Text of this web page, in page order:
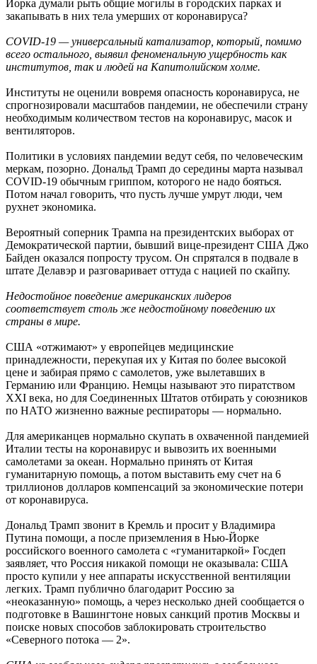
Йорка думали рыть общие могилы в городских парках и
закапывать в них тела умерших от коронавируса?
COVID-19 — универсальный катализатор, который, помимо
всего остального, выявил феноменальную ущербность как
институтов, так и людей на Капитолийском холме.
Институты не оценили вовремя опасность коронавируса, не
спрогнозировали масштабов пандемии, не обеспечили страну
необходимым количеством тестов на коронавирус, масок и
вентиляторов.
Политики в условиях пандемии ведут себя, по человеческим
меркам, позорно. Дональд Трамп до середины марта называл
COVID-19 обычным гриппом, которого не надо бояться.
Потом начал говорить, что пусть лучше умрут люди, чем
рухнет экономика.
Вероятный соперник Трампа на президентских выборах от
Демократической партии, бывший вице-президент США Джо
Байден оказался попросту трусом. Он спрятался в подвале в
штате Делавэр и разговаривает оттуда с нацией по скайпу.
Недостойное поведение американских лидеров
соответствует столь же недостойному поведению их
страны в мире.
США «отжимают» у европейцев медицинские
принадлежности, перекупая их у Китая по более высокой
цене и забирая прямо с самолетов, уже вылетавших в
Германию или Францию. Немцы называют это пиратством
XXI века, но для Соединенных Штатов отбирать у союзников
по НАТО жизненно важные респираторы — нормально.
Для американцев нормально скупать в охваченной пандемией
Италии тесты на коронавирус и вывозить их военными
самолетами за океан. Нормально принять от Китая
гуманитарную помощь, а потом выставить ему счет на 6
триллионов долларов компенсаций за экономические потери
от коронавируса.
Дональд Трамп звонит в Кремль и просит у Владимира
Путина помощи, а после приземления в Нью-Йорке
российского военного самолета с «гуманитаркой» Госдеп
заявляет, что Россия никакой помощи не оказывала: США
просто купили у нее аппараты искусственной вентиляции
легких. Трамп публично благодарит Россию за
«неоказанную» помощь, а через несколько дней сообщается о
подготовке в Вашингтоне новых санкций против Москвы и
поиске новых способов заблокировать строительство
«Северного потока — 2».